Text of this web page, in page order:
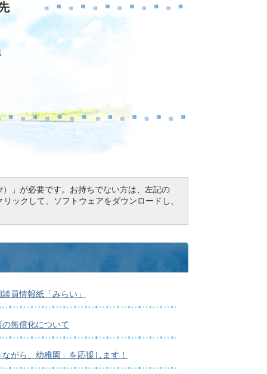
」が必要です。お持ちでない方は、左記の
ックして、ソフトウェアをダウンロードし、
員情報紙「みらい」
無償化について
がら、幼稚園」を応援します！